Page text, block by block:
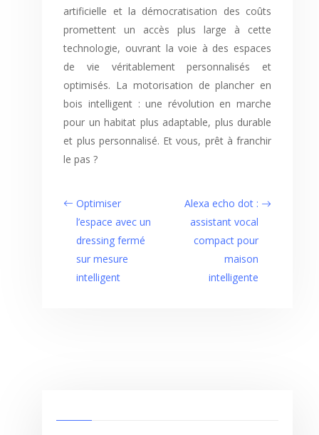
artificielle et la démocratisation des coûts
promettent un accès plus large à cette
technologie, ouvrant la voie à des espaces
de vie véritablement personnalisés et
optimisés. La motorisation de plancher en
bois intelligent : une révolution en marche
pour un habitat plus adaptable, plus durable
et plus personnalisé. Et vous, prêt à franchir
le pas ?
Optimiser
l’espace avec un
dressing fermé
sur mesure
intelligent
Alexa echo dot :
assistant vocal
compact pour
maison
intelligente